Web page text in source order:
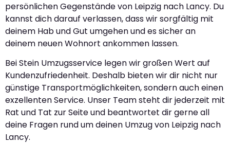
persönlichen Gegenstände von Leipzig nach Lancy. Du
kannst dich darauf verlassen, dass wir sorgfältig mit
deinem Hab und Gut umgehen und es sicher an
deinem neuen Wohnort ankommen lassen.
Bei Stein Umzugsservice legen wir großen Wert auf
Kundenzufriedenheit. Deshalb bieten wir dir nicht nur
günstige Transportmöglichkeiten, sondern auch einen
exzellenten Service. Unser Team steht dir jederzeit mit
Rat und Tat zur Seite und beantwortet dir gerne all
deine Fragen rund um deinen Umzug von Leipzig nach
Lancy.